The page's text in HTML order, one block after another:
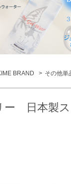
BRAND > その他単
ー 日本製